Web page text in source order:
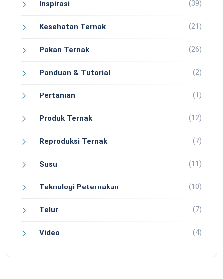
Inspirasi (39)
Kesehatan Ternak (21)
Pakan Ternak (26)
Panduan & Tutorial (2)
Pertanian (1)
Produk Ternak (12)
Reproduksi Ternak (7)
Susu (11)
Teknologi Peternakan (10)
Telur (7)
Video (4)